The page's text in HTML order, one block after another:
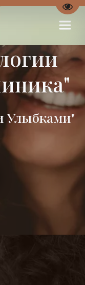
Улыбками"